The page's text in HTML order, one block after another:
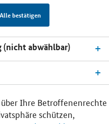
Alle bestätigen
(nicht abwählbar)
Ihre Betroffenenrechte
schützen,